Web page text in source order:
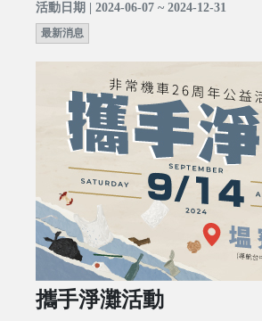
活動日期 | 2024-06-07 ~ 2024-12-31
最新消息
攜手淨灘活動